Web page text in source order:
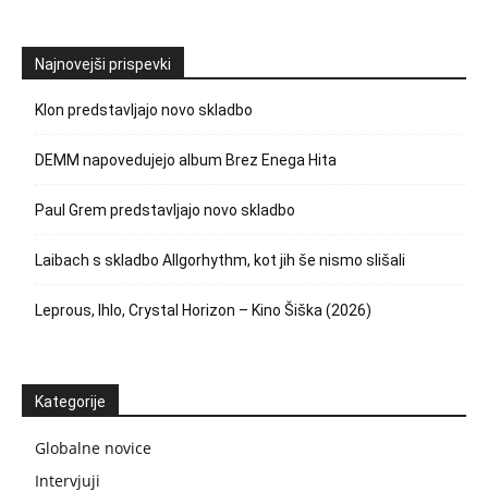
Najnovejši prispevki
Klon predstavljajo novo skladbo
DEMM napovedujejo album Brez Enega Hita
Paul Grem predstavljajo novo skladbo
Laibach s skladbo Allgorhythm, kot jih še nismo slišali
Leprous, Ihlo, Crystal Horizon – Kino Šiška (2026)
Kategorije
Globalne novice
Intervjuji